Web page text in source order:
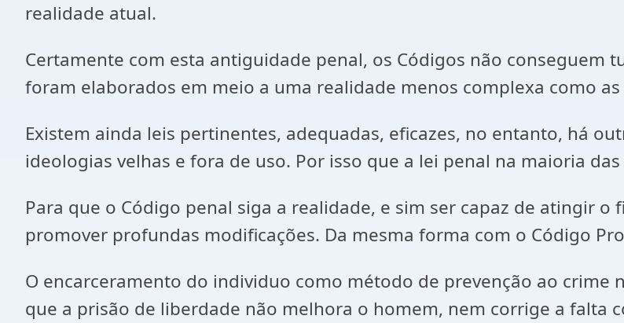
realidade atual.
Certamente com esta antiguidade penal, os Códigos não conseguem
foram elaborados em meio a uma realidade menos complexa como
Existem ainda leis pertinentes, adequadas, eficazes, no entanto, há
ideologias velhas e fora de uso. Por isso que a lei penal na maioria
Para que o Código penal siga a realidade, e sim ser capaz de atingir o
promover profundas modificações. Da mesma forma com o Código
O encarceramento do individuo como método de prevenção ao crime
que a prisão de liberdade não melhora o homem, nem corrige a falta